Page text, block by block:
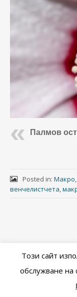
Палмов
Posted in: Макро,
венчелистчета,
Powered by
Този сайт
обслужване на